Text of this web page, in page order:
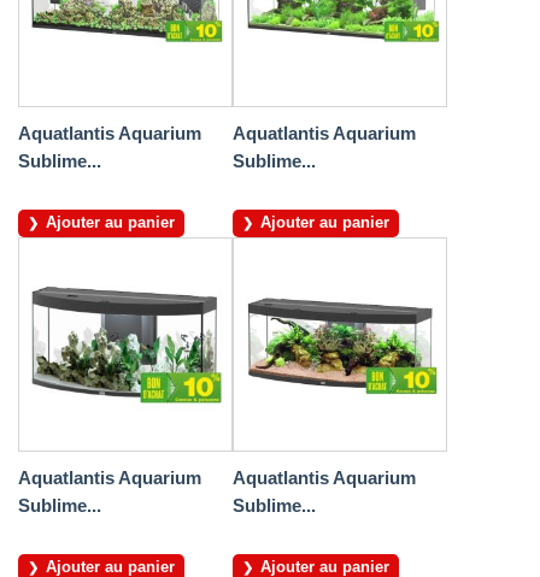
Aquatlantis Aquarium
Sublime...
Ajouter au panier
Aquatlantis Aquarium
Sublime...
Ajouter au panier
Aquatlantis Aquarium
Sublime...
Ajouter au panier
Aquatlantis Aquarium
Sublime...
Ajouter au panier